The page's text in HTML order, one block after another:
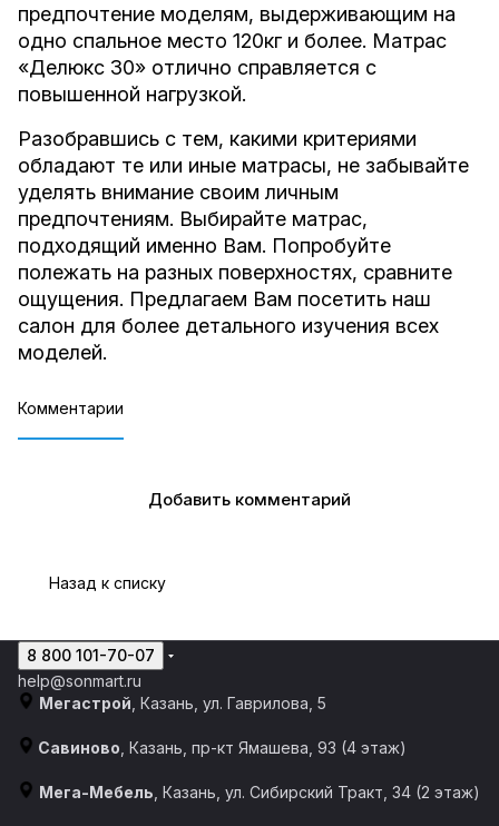
предпочтение моделям, выдерживающим на
одно спальное место 120кг и более. Матрас
«Делюкс 30» отлично справляется с
повышенной нагрузкой.
Разобравшись с тем, какими критериями
обладают те или иные матрасы, не забывайте
уделять внимание своим личным
предпочтениям. Выбирайте матрас,
подходящий именно Вам. Попробуйте
полежать на разных поверхностях, сравните
ощущения. Предлагаем Вам посетить наш
салон для более детального изучения всех
моделей.
Комментарии
Добавить комментарий
Назад к списку
8 800 101-70-07
help@sonmart.ru
Мегастрой , Казань, ул. Гаврилова, 5
Савиново , Казань, пр-кт Ямашева, 93 (4 этаж)
Мега-Мебель , Казань, ул. Сибирский Тракт, 34 (2 этаж)